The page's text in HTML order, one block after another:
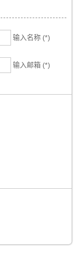
输入名称 (*)
输入邮箱 (*)